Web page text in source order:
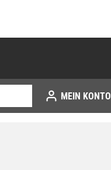
MEIN KONTO